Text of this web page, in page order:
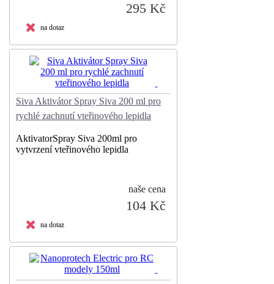
295 Kč
na dotaz
Siva Aktivátor Spray Siva 200 ml pro
rychlé zachnutí vteřinového lepidla
AktivatorSpray Siva 200ml pro
vytvrzení vteřinového lepidla
naše cena
104 Kč
na dotaz